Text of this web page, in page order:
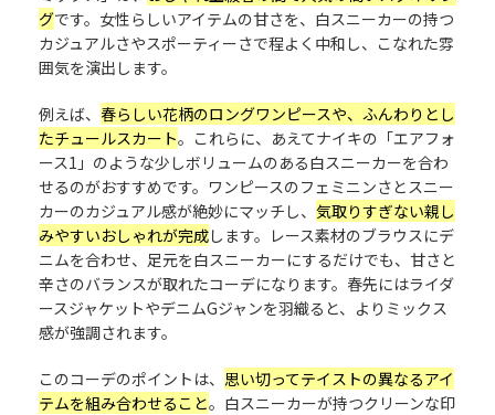
グです。女性らしいアイテムの甘さを、白スニーカーの持つ
カジュアルさやスポーティーさで程よく中和し、こなれた雰
囲気を演出します。
例えば、 春らしい花柄のロングワンピースや、ふんわりとし
たチュールスカート。これらに、あえてナイキの「エアフォ
ース1」のような少しボリュームのある白スニーカーを合わ
せるのがおすすめです。ワンピースのフェミニンさとスニー
カーのカジュアル感が絶妙にマッチし、 気取りすぎない親し
みやすいおしゃれが完成します。レース素材のブラウスにデ
ニムを合わせ、足元を白スニーカーにするだけでも、甘さと
辛さのバランスが取れたコーデになります。春先にはライダ
ースジャケットやデニムGジャンを羽織ると、よりミックス
感が強調されます。
このコーデのポイントは、 思い切ってテイストの異なるアイ
テムを組み合わせること。白スニーカーが持つクリーンな印